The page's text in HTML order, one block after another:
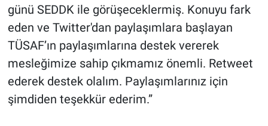
günü SEDDK ile görüşeceklermiş. Konuyu fark
eden ve Twitter'dan paylaşımlara başlayan
TÜSAF’ın paylaşımlarına destek vererek
mesleğimize sahip çıkmamız önemli. Retweet
ederek destek olalım. Paylaşımlarınız için
şimdiden teşekkür ederim.”